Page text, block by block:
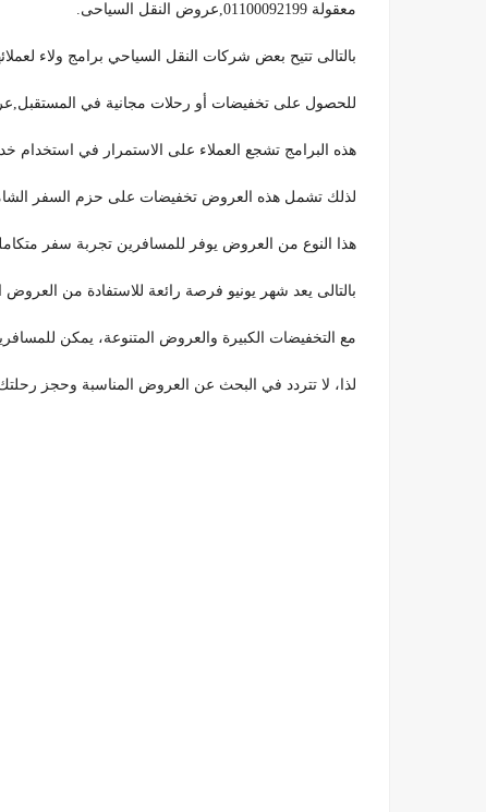
معقولة 01100092199,عروض النقل السياحى.
بالتالى تتيح بعض شركات النقل السياحي برامج ولاء
للحصول على تخفيضات أو رحلات مجانية في
هذه البرامج تشجع العملاء على الاستمرار في استخدام
لذلك تشمل هذه العروض تخفيضات على حزم السفر
هذا النوع من العروض يوفر للمسافرين تجربة سفر
بالتالى يعد شهر يونيو فرصة رائعة للاستفادة من العروض
مع التخفيضات الكبيرة والعروض المتنوعة، يمكن
لذا، لا تتردد في البحث عن العروض المناسبة وحجز